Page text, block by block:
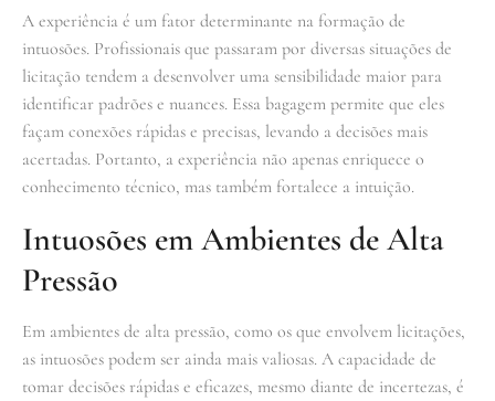
A experiência é um fator determinante na formação de
intuosões. Profissionais que passaram por diversas situações de
licitação tendem a desenvolver uma sensibilidade maior para
identificar padrões e nuances. Essa bagagem permite que eles
façam conexões rápidas e precisas, levando a decisões mais
acertadas. Portanto, a experiência não apenas enriquece o
conhecimento técnico, mas também fortalece a intuição.
Intuosões em Ambientes de Alta
Pressão
Em ambientes de alta pressão, como os que envolvem licitações,
as intuosões podem ser ainda mais valiosas. A capacidade de
tomar decisões rápidas e eficazes, mesmo diante de incertezas, é